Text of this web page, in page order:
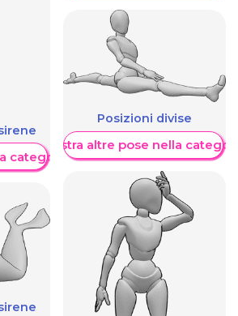
categoria
Posizioni divise
Mostra altre pose nella